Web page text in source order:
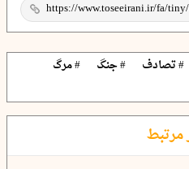
# تصادف # جنگ
# مرگ
مرتبط